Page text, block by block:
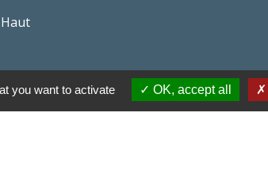
you want to activate OK, accept all